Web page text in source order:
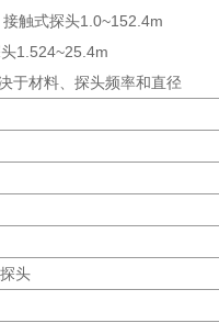
；接触式探头
于材料、探头频率和直径
头